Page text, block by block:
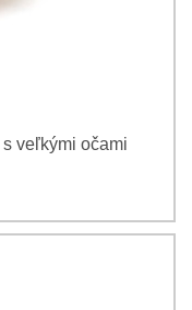
veľkými očami